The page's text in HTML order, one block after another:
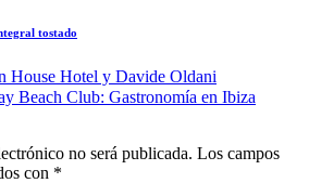
tostado
House Hotel y Davide Oldani
Beach Club: Gastronomía en Ibiza
no será publicada. Los campos
con *